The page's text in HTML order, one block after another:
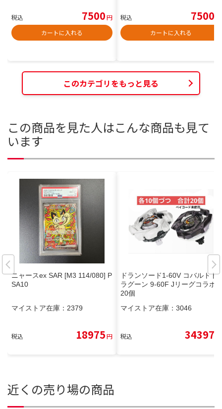
税込 7500円
カートに入れる
税込 7500
カートに入れる
このカテゴリをもっと見る
この商品を見た人はこんな商品も見て
います
ニャースex SAR [M3 114/080] P
SA10
マイストア在庫： 2379
税込 18975円
ドランソード1-60V コバルトド
ラグーン 9-60F Jリーグコラボ
20個
マイストア在庫： 3046
税込 34397
近くの売り場の商品